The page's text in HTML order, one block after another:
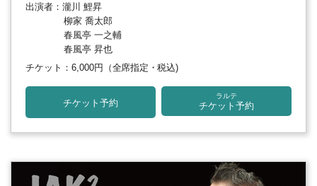
出演者：瀧川 鯉昇
柳家 喬太郎
春風亭 一之輔
春風亭 昇也
チケット：6,000円 （全席指定・税込)
チケット予約
ラルテ
チケット予約